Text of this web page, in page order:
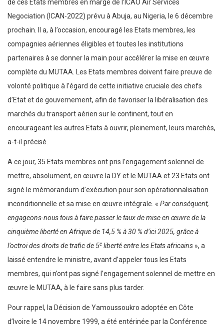
de ces Etats membres en marge de l’ICAO Air Services
Negociation (ICAN-2022) prévu à Abuja, au Nigeria, le 6 décembre
prochain. Il a, à l’occasion, encouragé les Etats membres, les
compagnies aériennes éligibles et toutes les institutions
partenaires à se donner la main pour accélérer la mise en œuvre
complète du MUTAA. Les Etats membres doivent faire preuve de
volonté politique à l’égard de cette initiative cruciale des chefs
d’Etat et de gouvernement, afin de favoriser la libéralisation des
marchés du transport aérien sur le continent, tout en
encourageant les autres Etats à ouvrir, pleinement, leurs marchés,
a-t-il précisé.
A ce jour, 35 Etats membres ont pris l’engagement solennel de
mettre, absolument, en œuvre la DY et le MUTAA et 23 Etats ont
signé le mémorandum d’exécution pour son opérationnalisation
inconditionnelle et sa mise en œuvre intégrale. « Par conséquent,
engageons-nous tous à faire passer le taux de mise en œuvre de la
cinquième liberté en Afrique de 14,5 % à 30 % d’ici 2025, grâce à
l’octroi des droits de trafic de 5e liberté entre les Etats africains », a
laissé entendre le ministre, avant d’appeler tous les Etats
membres, qui n’ont pas signé l’engagement solennel de mettre en
œuvre le MUTAA, à le faire sans plus tarder.
Pour rappel, la Décision de Yamoussoukro adoptée en Côte
d’Ivoire le 14 novembre 1999, a été entérinée par la Conférence